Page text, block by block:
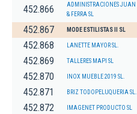
452.866
ADMINISTRACIONES JUAN
& FERRA SL
452.867 MODE ESTILISTAS II SL
452.868 LANETTE MAYOR SL.
452.869 TALLERES MAPI SL
452.870 INOX MUEBLE 2019 SL.
452.871 BRIZ TODOPELUQUERIA SL.
452.872 IMAGENET PRODUCTO SL